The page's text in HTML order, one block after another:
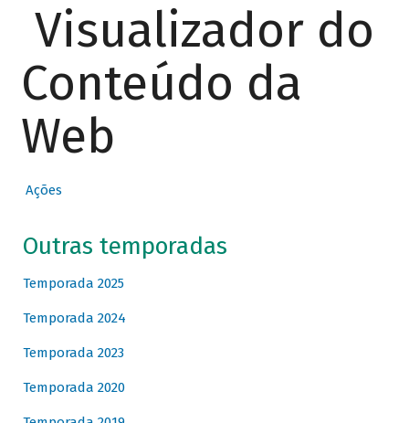
Visualizador do
Conteúdo da
Web
Ações
Outras temporadas
Temporada 2025
Temporada 2024
Temporada 2023
Temporada 2020